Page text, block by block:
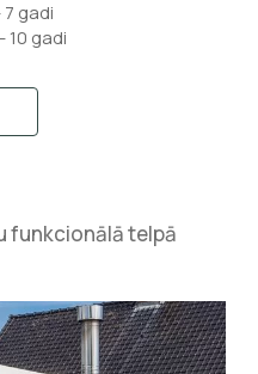
7 gadi
10 gadi
funkcionālā telpā